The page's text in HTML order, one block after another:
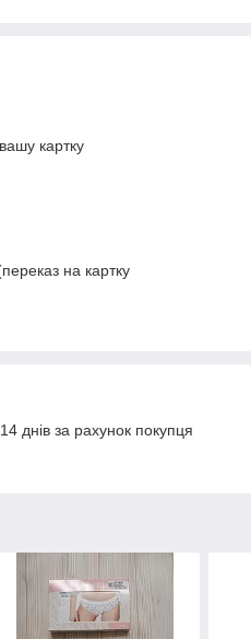
картку
на картку
днів за рахунок покупця